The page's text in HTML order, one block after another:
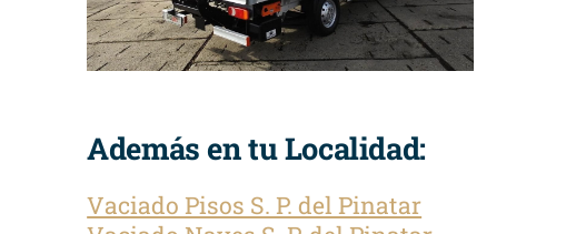
Además en tu Localidad:
Vaciado Pisos S. P. del Pinatar